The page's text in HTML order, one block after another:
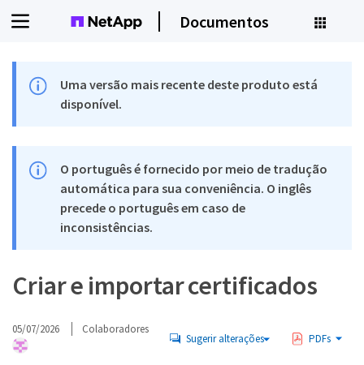
Documentos
Uma versão mais recente deste produto está
disponível.
O português é fornecido por meio de tradução
automática para sua conveniência. O inglês
precede o português em caso de
inconsistências.
Criar e importar certificados
05/07/2026 Colaboradores
Sugerir alterações PDFs